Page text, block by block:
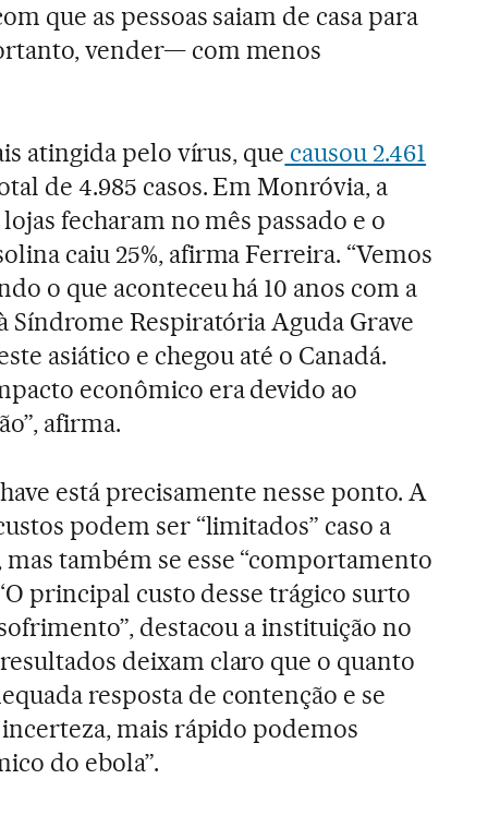
que as pessoas saiam de casa para
vender— com menos
atingida pelo vírus, que causou 2.461
de 4.985 casos. Em Monróvia, a
fecharam no mês passado e o
caiu 25%, afirma Ferreira. “Vemos
o que aconteceu há 10 anos com a
Síndrome Respiratória Aguda Grave
asiático e chegou até o Canadá.
econômico era devido ao
afirma.
está precisamente nesse ponto. A
podem ser “limitados” caso a
também se esse “comportamento
principal custo desse trágico surto
destacou a instituição no
deixam claro que o quanto
resposta de contenção e se
mais rápido podemos
do ebola”.